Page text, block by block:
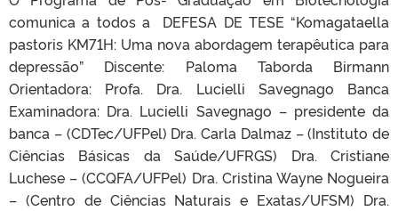
comunica a todos a DEFESA DE TESE “Komagataella
pastoris KM71H: Uma nova abordagem terapêutica para
depressão” Discente: Paloma Taborda Birmann
Orientadora: Profa. Dra. Lucielli Savegnago Banca
Examinadora: Dra. Lucielli Savegnago – presidente da
banca – (CDTec/UFPel) Dra. Carla Dalmaz – (Instituto de
Ciências Básicas da Saúde/UFRGS) Dra. Cristiane
Luchese – (CCQFA/UFPel) Dra. Cristina Wayne Nogueira
– (Centro de Ciências Naturais e Exatas/UFSM) Dra.